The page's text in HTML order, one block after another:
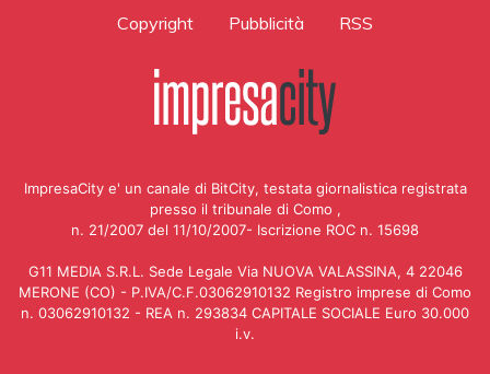
Copyright Pubblicità RSS
ImpresaCity e' un canale di BitCity, testata giornalistica registrata
presso il tribunale di Como ,
n. 21/2007 del 11/10/2007- Iscrizione ROC n. 15698
G11 MEDIA S.R.L. Sede Legale Via NUOVA VALASSINA, 4 22046
MERONE (CO) - P.IVA/C.F.03062910132 Registro imprese di Como
n. 03062910132 - REA n. 293834 CAPITALE SOCIALE Euro 30.000
i.v.